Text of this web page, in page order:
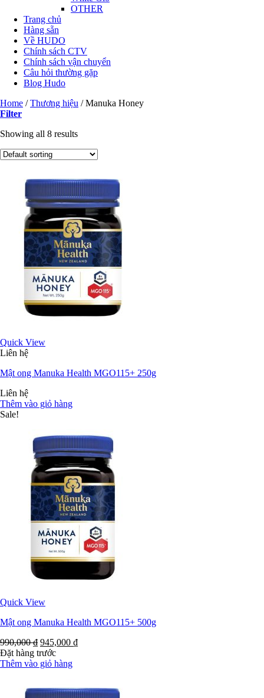
OTHER
Trang chủ
Hàng sẵn
Về HUDO
Chính sách CTV
Chính sách vận chuyển
Câu hỏi thường gặp
Blog Hudo
Home / Thương hiệu /Manuka Honey
Filter
Showing all 8 results
Quick View
Liên hệ
Mật ong Manuka Health MGO115+ 250g
Liên hệ
Thêm vào giỏ hàng
Sale!
Quick View
Mật ong Manuka Health MGO115+ 500g
990,000₫ 945,000 ₫
Đặt hàng trước
Thêm vào giỏ hàng